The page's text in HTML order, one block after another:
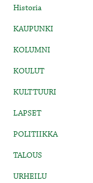
Historia
KAUPUNKI
KOLUMNI
KOULUT
KULTTUURI
LAPSET
POLITIIKKA
TALOUS
URHEILU